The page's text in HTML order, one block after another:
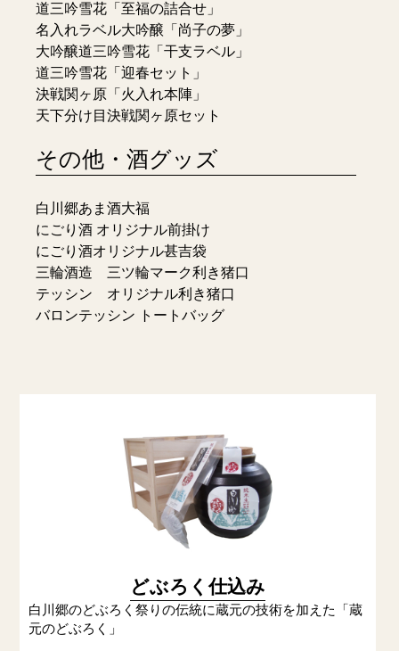
道三吟雪花「至福の詰合せ」
名入れラベル大吟醸「尚子の夢」
大吟醸道三吟雪花「干支ラベル」
道三吟雪花「迎春セット」
決戦関ヶ原「火入れ本陣」
天下分け目決戦関ヶ原セット
その他・酒グッズ
白川郷あま酒大福
にごり酒 オリジナル前掛け
にごり酒オリジナル甚吉袋
三輪酒造 三ツ輪マーク利き猪口
テッシン オリジナル利き猪口
バロンテッシン トートバッグ
どぶろく仕込み
白川郷のどぶろく祭りの伝統に蔵元の技術を加えた「蔵
元のどぶろく」